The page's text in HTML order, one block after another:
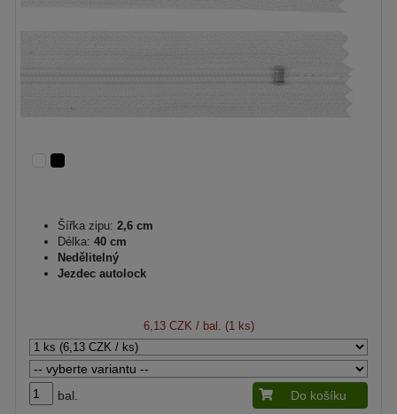
Šířka zipu: 2,6 cm
Délka: 40 cm
Nedělitelný
Jezdec autolock
6,13 CZK / bal. (1 ks)
bal. Do košíku